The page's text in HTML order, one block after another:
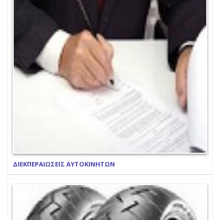
ΔΙΕΚΠΕΡΑΙΩΣΕΙΣ ΑΥΤΟΚΙΝΗΤΩΝ